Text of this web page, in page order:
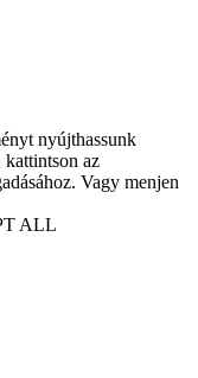
nyújthassunk
az
Vagy menjen
ALL